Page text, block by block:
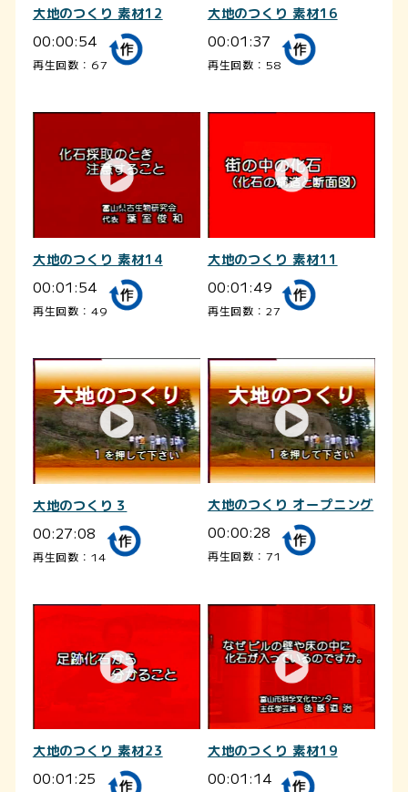
大地のつくり 素材12
00:00:54
再生回数：67
大地のつくり 素材16
00:01:37
再生回数：58
大地のつくり 素材14
00:01:54
再生回数：49
大地のつくり 素材11
00:01:49
再生回数：27
大地のつくり３
00:27:08
再生回数：14
大地のつくり オープニング
00:00:28
再生回数：71
大地のつくり 素材23
00:01:25
大地のつくり 素材19
00:01:14